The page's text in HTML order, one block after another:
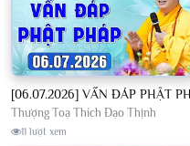
Thượng Toạ Thích Đạo Thịnh
11 lượt xem